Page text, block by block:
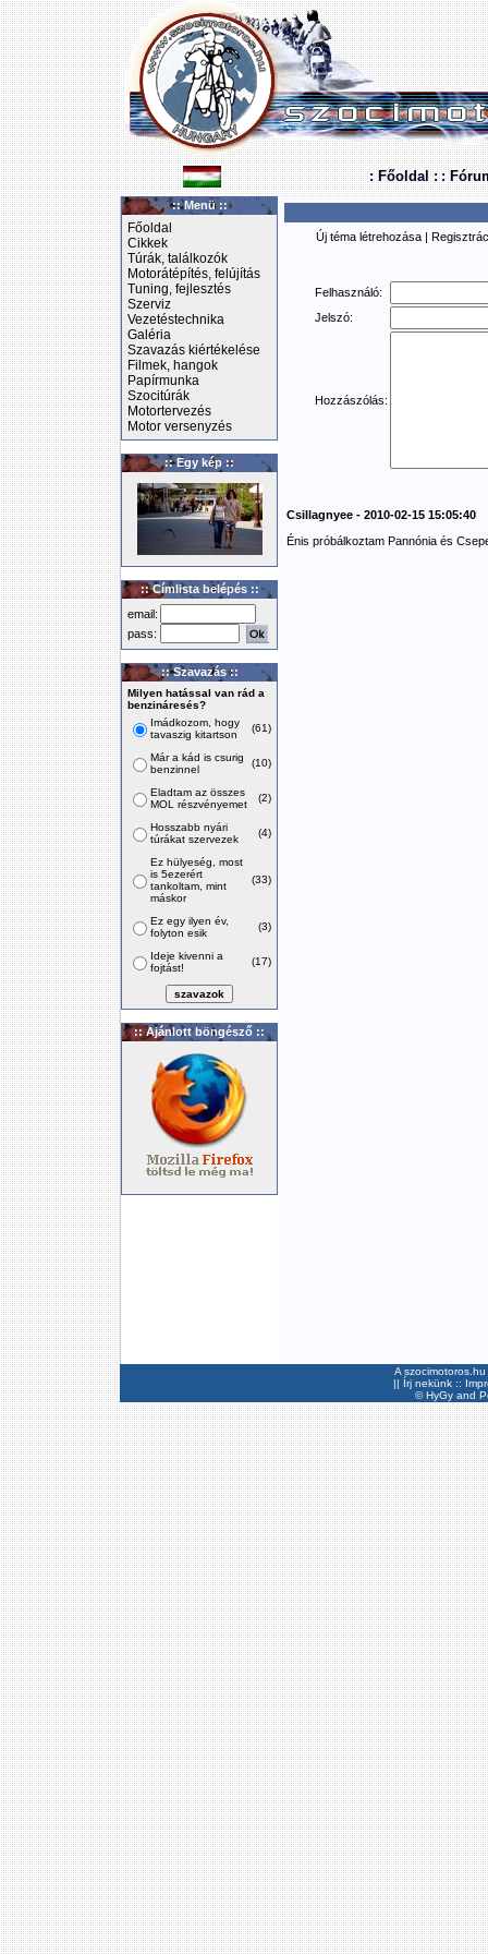
: Főoldal : :
:: Menü ::
Főoldal
Cikkek
Túrák, találkozók
Motorátépítés, felújítás
Tuning, fejlesztés
Szerviz
Vezetéstechnika
Galéria
Szavazás kiértékelése
Filmek, hangok
Papírmunka
Szocitúrák
Motortervezés
Motor versenyzés
:: Egy kép ::
:: Címlista belépés ::
email:
pass:
:: Szavazás ::
Milyen hatással van rád a
benzináresés?
Imádkozom, hogy
tavaszig kitartson
(61)
Már a kád is csurig
benzinnel
(10)
Eladtam az összes
MOL részvényemet
(2)
Hosszabb nyári
túrákat szervezek
(4)
Ez hülyeség, most
is 5ezerért
tankoltam, mint
máskor
(33)
Ez egy ilyen év,
folyton esik
(3)
Ideje kivenni a
fojtást!
(17)
:: Ajánlott böngésző ::
Új téma létrehozása |
Felhasználó:
Jelszó:
Hozzászólás:
Csillagnyee - 2010-02-15 15:05:40
Énis próbálkoztam Pannónia és
A
|| Írj nekünk ::
©HyGyand